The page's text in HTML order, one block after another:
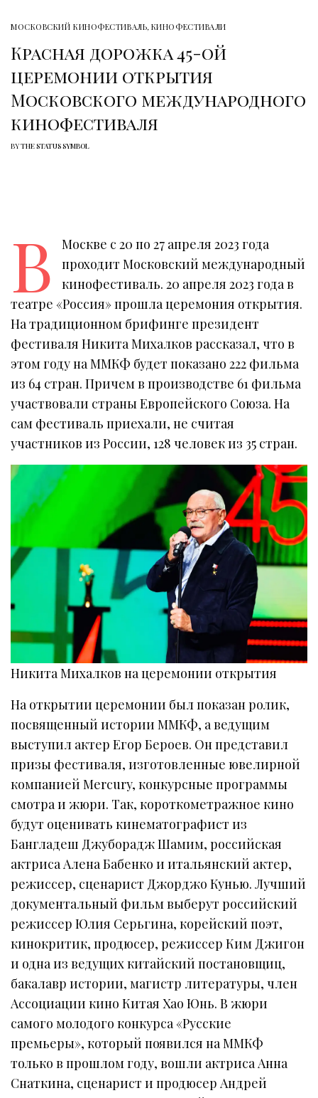
МОСКОВСКИЙ КИНОФЕСТИВАЛЬ, КИНОФЕСТИВАЛИ
Красная дорожка 45-ой
церемонии открытия
Московского международного
кинофестиваля
BYTHE STATUS SYMBOL
В
Москве с 20 по 27 апреля 2023 года
проходит Московский международный
кинофестиваль. 20 апреля 2023 года в
театре «Россия» прошла церемония открытия.
На традиционном брифинге президент
фестиваля Никита Михалков рассказал, что в
этом году на ММКФ будет показано 222 фильма
из 64 стран. Причем в производстве 61 фильма
участвовали страны Европейского Союза. На
сам фестиваль приехали, не считая
участников из России, 128 человек из 35 стран.
Никита Михалков на церемонии открытия
На открытии церемонии был показан ролик,
посвященный истории ММКФ, а ведущим
выступил актер Егор Бероев. Он представил
призы фестиваля, изготовленные ювелирной
компанией Mercury, конкурсные программы
смотра и жюри. Так, короткометражное кино
будут оценивать кинематографист из
Бангладеш Джуборадж Шамим, российская
актриса Алена Бабенко и итальянский актер,
режиссер, сценарист Джорджо Кунью. Лучший
документальный фильм выберут российский
режиссер Юлия Серьгина, корейский поэт,
кинокритик, продюсер, режиссер Ким Джигон
и одна из ведущих китайский постановщиц,
бакалавр истории, магистр литературы, член
Ассоциации кино Китая Хао Юнь. В жюри
самого молодого конкурса «Русские
премьеры», который появился на ММКФ
только в прошлом году, вошли актриса Анна
Снаткина, сценарист и продюсер Андрей